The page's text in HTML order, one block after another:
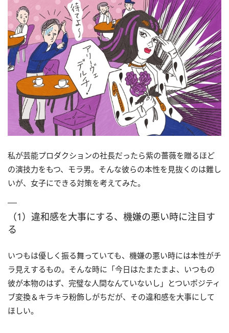
私が芸能プロダクションの社長だったら紫の薔薇を贈るほど
の演技力をもつ、モラ男。そんな彼らの本性を見抜くのは難し
いが、女子にできる対策を考えてみた。
（1）違和感を大事にする、機嫌の悪い時に注目す
る
いつもは優しく振る舞っていても、機嫌の悪い時には本性がチ
ラ見えするもの。そんな時に「今日はたまたまよ、いつもの
彼が本物のはず、完璧な人間なんていないし」とついポジティ
ブ変換＆キラキラ粉飾しがちだが、その違和感を大事にして
ほしい。